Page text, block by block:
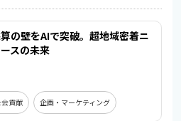
の壁をAIで突破。超地域密着ニ
スの未来
貢献 企画・マーケティング